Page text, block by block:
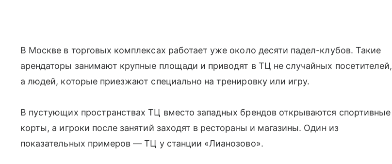
В Москве в торговых комплексах работает уже около десяти падел-клубов. Такие
арендаторы занимают крупные площади и приводят в ТЦ не случайных посетителей,
а людей, которые приезжают специально на тренировку или игру.
В пустующих пространствах ТЦ вместо западных брендов открываются спортивные
корты, а игроки после занятий заходят в рестораны и магазины. Один из
показательных примеров — ТЦ у станции «Лианозово».